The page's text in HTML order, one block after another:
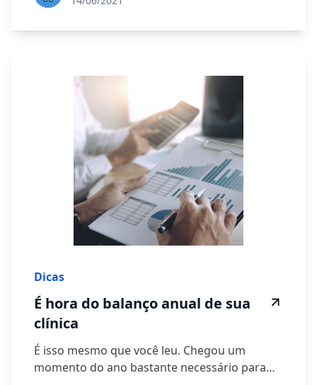
Dicas
É hora do balanço anual de sua
clínica
É isso mesmo que você leu. Chegou um
momento do ano bastante necessário para…